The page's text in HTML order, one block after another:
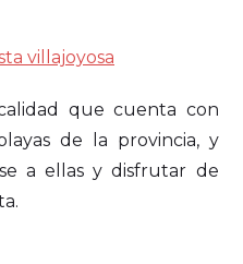
que cuenta con
de la provincia, y
a ellas y disfrutar de